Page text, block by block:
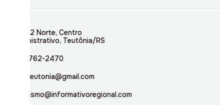
Rua 02 Norte, Centro
Administrativo, Teutônia/RS
(51) 3762-2470
inforteutonia@gmail.com
jornalismo@informativoregional.com